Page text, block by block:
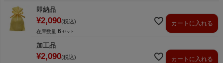
即納品
¥2,090 税込
在庫数量 6
カートに入れる
加工品
¥2,090 税込 カートに入れる